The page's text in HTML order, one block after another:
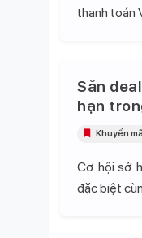
thanh toán
Săn
hạn
Cơ hội sở
đặc biệt
Khuyến